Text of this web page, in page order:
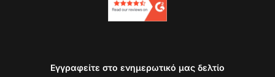
Εγγραφείτε στο ενημερωτικό μας δελτίο